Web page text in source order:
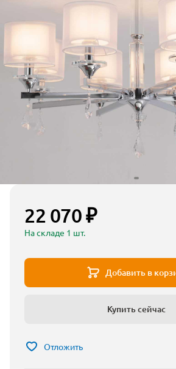
22 070 ₽
На складе 1 шт.
Добавить в
Купить сейчас
Отложить